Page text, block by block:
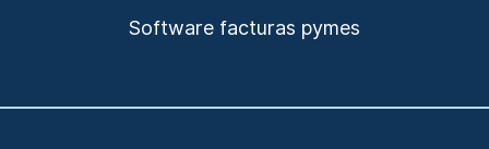
Software facturas pymes